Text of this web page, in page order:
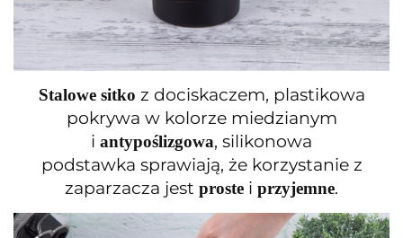
Stalowe sitko z dociskaczem, plastikowa
pokrywa w kolorze miedzianym
i antypoślizgowa, silikonowa
podstawka sprawiają, że korzystanie z
zaparzacza jest proste i przyjemne.